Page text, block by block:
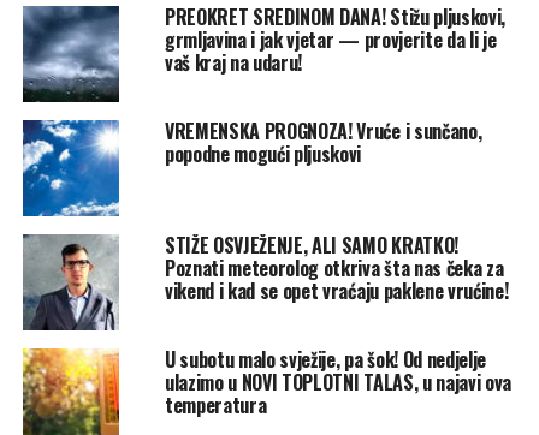
PREOKRET SREDINOM DANA! Stižu pljuskovi,
grmljavina i jak vjetar — provjerite da li je
vaš kraj na udaru!
VREMENSKA PROGNOZA! Vruće i sunčano,
popodne mogući pljuskovi
STIŽE OSVJEŽENJE, ALI SAMO KRATKO!
Poznati meteorolog otkriva šta nas čeka za
vikend i kad se opet vraćaju paklene vrućine!
U subotu malo svježije, pa šok! Od nedjelje
ulazimo u NOVI TOPLOTNI TALAS, u najavi ova
temperatura